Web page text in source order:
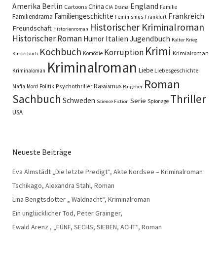
Amerika Berlin Cartoons China CIA Drama England Familie
Familiendrama Familiengeschichte Feminismus Frankfurt Frankreich
Freundschaft Historienroman Historischer Kriminalroman
Historischer Roman Humor Italien Jugendbuch Kalter Krieg
Kinderbuch Kochbuch Komödie Korruption Krimi Krimialroman
Kriminaloman Kriminalroman Liebe Liebesgeschichte
Mafia Mord Politik Psychothriller Rassismus Ratgeber Roman
Sachbuch Schweden Science Fiction Serie Spionage Thriller
USA
Neueste Beiträge
Eva Almstädt „Die letzte Predigt“, Akte Nordsee – Kriminalroman
Tschikago, Alexandra Stahl, Roman
Lina Bengtsdotter „ Waldnacht“, Kriminalroman
Ein unglücklicher Tod, Peter Grainger,
Ewald Arenz , „FÜNF, SECHS, SIEBEN, ACHT“, Roman